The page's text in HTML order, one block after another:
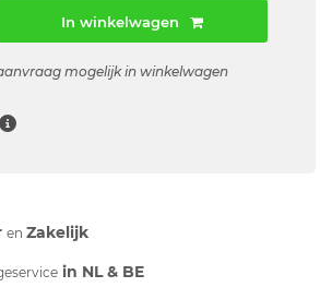
In winkelwagen
mogelijk in winkelwagen
en Zakelijk
in NL & BE